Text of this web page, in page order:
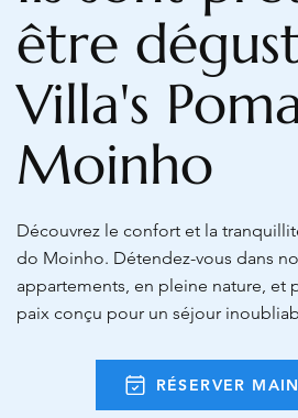
être
Villa's
Moinho
Découvrez le confort et la
do Moinho. Détendez-vous dans
appartements, en pleine nature, et
paix conçu pour un séjour
RÉSERVER